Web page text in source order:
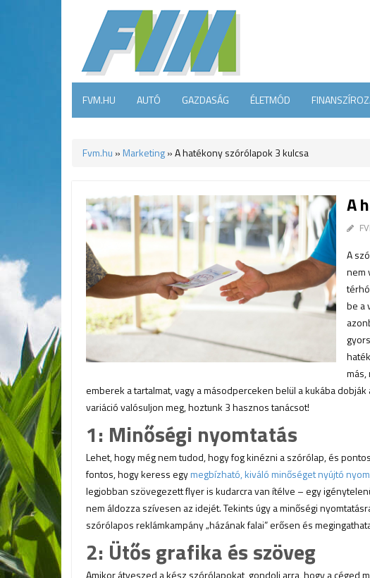
FVM.HU AUTÓ GAZDASÁG ÉLETMÓD
Fvm.hu » Marketing»A hatékony szórólapok 3 kulcsa
A
A
nem
be a
emberek a tartalmat, vagy a másodperceken belül a kukába
variáció valósuljon meg, hoztunk 3 hasznos tanácsot!
1: Minőségi nyomtatás
Lehet, hogy még nem tudod, hogy fog kinézni a szórólap, és
fontos, hogy keress egymegbízható, kiváló minőséget nyújtó
legjobban szövegezett flyer is kudarcra van ítélve – egy
nem áldozza szívesen az idejét. Tekints úgy a minőségi
szórólapos reklámkampány „házának falai” erősen és
2: Ütős grafika és szöveg
Amikor átveszed a kész szórólapokat, gondolj arra, hogy a céged